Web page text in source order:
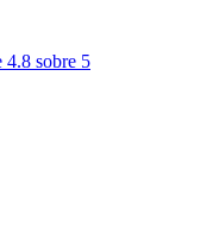
4.8 sobre 5